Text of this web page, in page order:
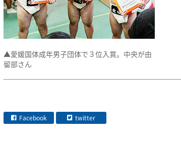
▲愛媛国体成年男子団体で３位入賞。中央が由
留部さん
Facebook twitter